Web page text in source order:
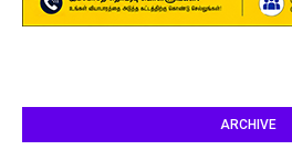
ARCHIVE